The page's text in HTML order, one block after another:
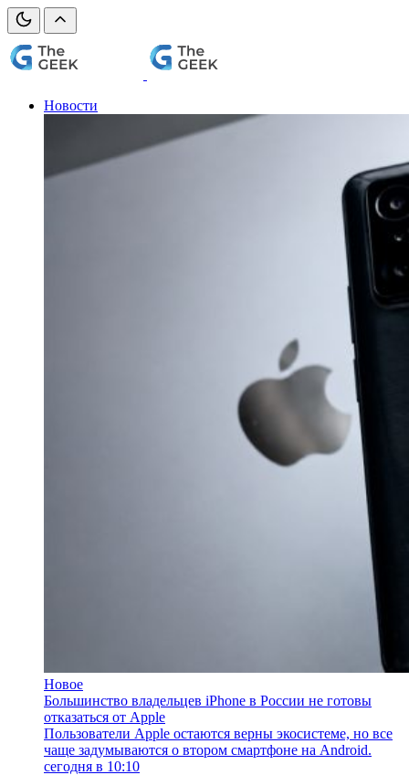
Новости
Новое
Большинство владельцев iPhone в России не готовы
отказаться от Apple
Пользователи Apple остаются верны экосистеме, но все
чаще задумываются о втором смартфоне на Android.
сегодня в 10:10